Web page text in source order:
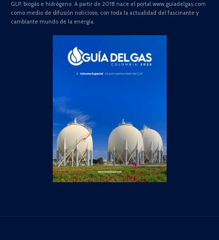
GLP, biogás e hidrógeno. A partir de 2018 nace el portal www.guiadelgas.com
como medio de difusión noticioso, con toda la actualidad del fascinante y
cambiante mundo de la energía.